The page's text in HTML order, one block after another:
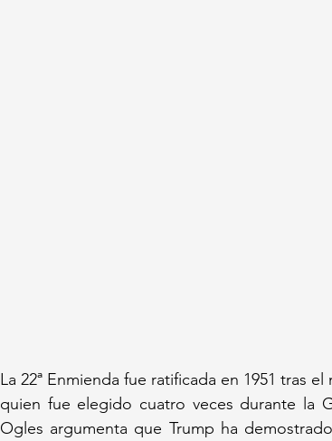
La 22ª Enmienda fue ratificada en 1951 tras
quien fue elegido cuatro veces durante la
Ogles argumenta que Trump ha